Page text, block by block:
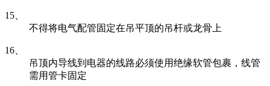
15、
不得将电气配管固定在吊平顶的吊杆或龙骨上
16、
吊顶内导线到电器的线路必须使用绝缘软管包裹，线管
需用管卡固定